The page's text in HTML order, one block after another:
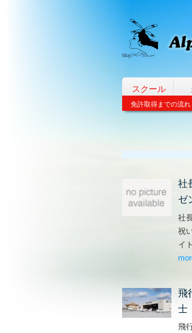
スクール
免許取得までの流れ
社
ゼ
社
祝
イ
飛
士
飛